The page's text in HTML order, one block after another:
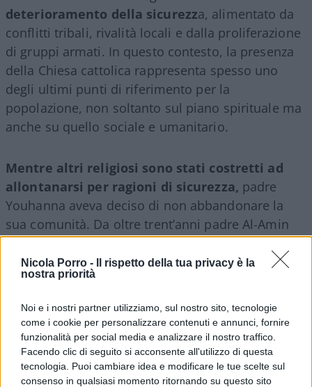
Nicola Porro -
Il rispetto della tua privacy è la
nostra priorità
Noi e i nostri partner utilizziamo, sul nostro sito, tecnologie
come i cookie per personalizzare contenuti e annunci, fornire
funzionalità per social media e analizzare il nostro traffico.
Facendo clic di seguito si acconsente all'utilizzo di questa
tecnologia. Puoi cambiare idea e modificare le tue scelte sul
consenso in qualsiasi momento ritornando su questo sito
deterioramento della sicurezza, alimentato da
conflitti tribali, rivalità locali e dalla proliferazione
di gruppi armati. In questo contesto, la presenza
della Chiesa cattolica rappresenta spesso uno
degli ultimi punti di riferimento per la
popolazione, non soltanto sul piano spirituale ma
anche su quello sociale e umanitario.
Mentre altri religiosi sono stati costretti ad
allontanarsi per ragioni di sicurezza, padre
Youhanna aveva deciso di non abbandonare la
sua comunità. Da oltre trent’anni padre Al-Amin
operava nei Monti Nuba, accompagnando intere
generazioni di fedeli e diventando una figura
rispettata ben oltre i confini della minoranza
comunità cattolica della zona. La sua morte ha
provocato un profondo shock nella diocesi di El
Obeid, dove aveva prestato servizio per quasi tre
decenni.